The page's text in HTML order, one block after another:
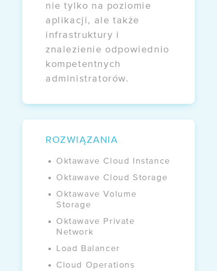
/ Darmowa migracja
/ E-commerce
/ EZD RP
WDROŻENIA
Case study:
kontroluje Twoje dane?
WEBINARY
NIS 2 i UKSC
nie tylko na poziomie
aplikacji, ale także
infrastruktury i
znalezienie odpowiednio
kompetentnych
administratorów.
ROZWIĄZANIA
Oktawave Cloud Instance
Oktawave Cloud Storage
Oktawave Volume
Storage
Oktawave Private
Network
Load Balancer
Cloud Operations